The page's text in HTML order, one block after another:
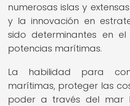
numerosas islas y
y la innovación en
sido determinantes en
potencias marítimas.
La habilidad para
marítimas, proteger las
poder a través del mar